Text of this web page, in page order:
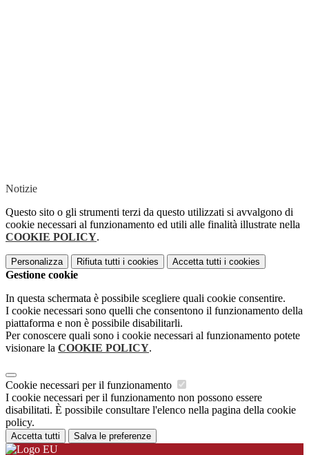
Notizie
Questo sito o gli strumenti terzi da questo utilizzati si avvalgono di
cookie necessari al funzionamento ed utili alle finalità illustrate nella
COOKIE POLICY.
Personalizza Rifiuta tutti i cookies Accetta tutti i cookies
Gestione cookie
In questa schermata è possibile scegliere quali cookie consentire.
I cookie necessari sono quelli che consentono il funzionamento della
piattaforma e non è possibile disabilitarli.
Per conoscere quali sono i cookie necessari al funzionamento potete
visionare la COOKIE POLICY.
Cookie necessari per il funzionamento
I cookie necessari per il funzionamento non possono essere
disabilitati. È possibile consultare l'elenco nella pagina della cookie
policy.
Accetta tutti Salva le preferenze